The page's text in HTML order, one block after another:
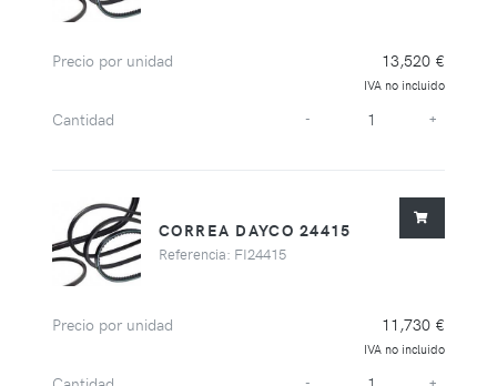
Precio por unidad 13,520 €
IVA no incluido
Cantidad - +
CORREA DAYCO 24415
Referencia: FI24415
Precio por unidad 11,730 €
IVA no incluido
- +